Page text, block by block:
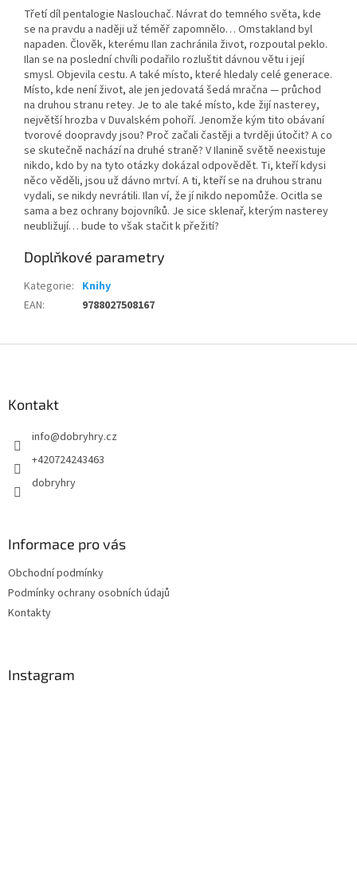
Třetí díl pentalogie Naslouchač. Návrat do temného světa, kde
se na pravdu a naději už téměř zapomnělo… Omstakland byl
napaden. Člověk, kterému Ilan zachránila život, rozpoutal peklo.
Ilan se na poslední chvíli podařilo rozluštit dávnou větu i její
smysl. Objevila cestu. A také místo, které hledaly celé generace.
Místo, kde není život, ale jen jedovatá šedá mračna — průchod
na druhou stranu retey. Je to ale také místo, kde žijí nasterey,
největší hrozba v Duvalském pohoří. Jenomže kým tito obávaní
tvorové doopravdy jsou? Proč začali častěji a tvrději útočit? A co
se skutečně nachází na druhé straně? V Ilanině světě neexistuje
nikdo, kdo by na tyto otázky dokázal odpovědět. Ti, kteří kdysi
něco věděli, jsou už dávno mrtví. A ti, kteří se na druhou stranu
vydali, se nikdy nevrátili. Ilan ví, že jí nikdo nepomůže. Ocitla se
sama a bez ochrany bojovníků. Je sice sklenař, kterým nasterey
neubližují… bude to však stačit k přežití?
Doplňkové parametry
Kategorie: Knihy
EAN: 9788027508167
Kontakt
info@dobryhry.cz
+420724243463
dobryhry
Informace pro vás
Obchodní podmínky
Podmínky ochrany osobních údajů
Kontakty
Instagram